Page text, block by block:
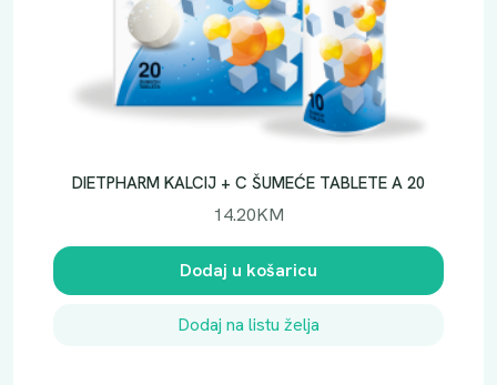
DIETPHARM KALCIJ + C ŠUMEĆE TABLETE A 20
14.20KM
Dodaj u košaricu
Dodaj na listu želja